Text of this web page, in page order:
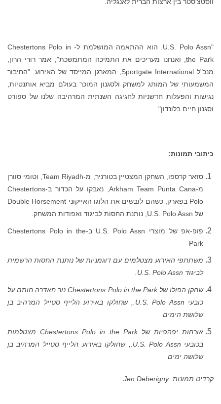
"U.S. Polo Assn. הוא ההתאמה המושלמת ל- Chestertons Polo in
the Park, ואנחנו מעריכים את התמיכה המתמשכת", אמר רורי הרון,
מנכ"ל Sportgate International, המארגן המייסד של האירוע. "החיבור
המשמעותי של המותג למשחק ולסגנון המוכר בעולם מביא אותנטיות,
נגישות והפעלות חדשניות לחגיגה השנתית המרהיבה שלנו של ספורט
וסגנון חיים בלונדון".
כיתובי תמונות:
סזאר קרספו, השחקן המצטיין בטורניר, מ-Team Riyadh, וטומי סוורן
מ-Arkham Team Punta Cana, נאבקו על הכדור ב-Chestertons
Polo בפארק, כשהם לובשים את הלוגו האייקוני Double Horsement
של U.S. Polo Assn, נותנת החסות לביגוד ואפודות המשחק.
פופ-אפ של מוצרי U.S. Polo Assn ב-Chestertons Polo in the
Park
משתתפי האירוע מצטלמים עם דוגמניות של נותנת החסות הרשמית
לביגוד U.S. Polo Assn.
שחקן הפולו של Chestertons Polo in the Park נור חאדרה חותם על
כובעי U.S. Polo Assn.
, שחולקו באירוע הלייף סטייל המרהיב בן
שלושת הימים
אורחות יפהפיות של Chestertons Polo in the Park מצטלמות
בכובעי U.S. Polo Assn.
, שחולקו באירוע הלייף סטייל המרהיב בן
שלושה ימים
קרדיט תמונות:Jen Deberigny